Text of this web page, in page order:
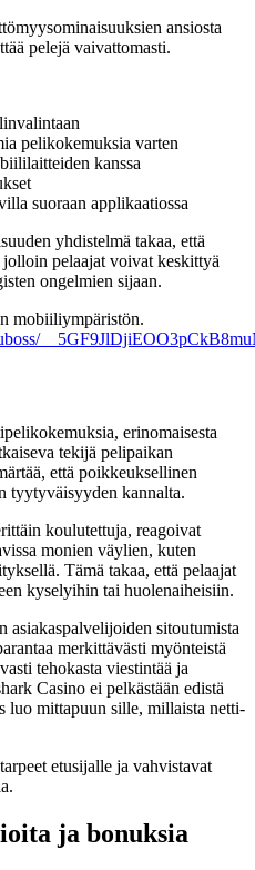
ansiosta
pelejä vaivattomasti.
pelikokemuksia varten
kanssa
suoraan applikaatiossa
yhdistelmä takaa, että
pelaajat voivat keskittyä
ongelmien sijaan.
mobiiliympäristön.
erinomaisesta
tekijä pelipaikan
että poikkeuksellinen
tyytyväisyyden kannalta.
koulutettuja, reagoivat
monien väylien, kuten
Tämä takaa, että pelaajat
kyselyihin tai huolenaiheisiin.
asiakaspalvelijoiden sitoutumista
merkittävästi myönteistä
tehokasta viestintää ja
Casino ei pelkästään edistä
luo mittapuun sille, millaista netti-
etusijalle ja vahvistavat
ja bonuksia